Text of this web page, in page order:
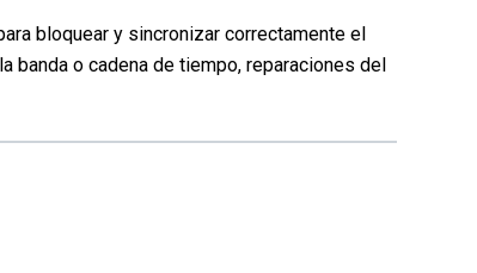
bloquear y sincronizar correctamente el
banda o cadena de tiempo, reparaciones del